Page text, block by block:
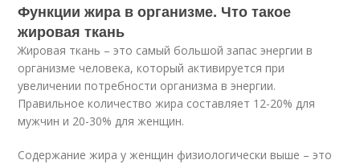
Функции жира в организме. Что такое
жировая ткань
Жировая ткань – это самый большой запас энергии в
организме человека, который активируется при
увеличении потребности организма в энергии.
Правильное количество жира составляет 12-20% для
мужчин и 20-30% для женщин.
Содержание жира у женщин физиологически выше – это